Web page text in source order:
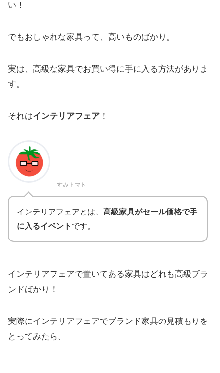
い！
でもおしゃれな家具って、高いものばかり。
実は、高級な家具でお買い得に手に入る方法がありま
す。
それはインテリアフェア ！
すみトマト
インテリアフェアとは、高級家具がセール価格で手
に入るイベント です。
インテリアフェアで置いてある家具はどれも高級ブラ
ンドばかり！
実際にインテリアフェアでブランド家具の見積もりを
とってみたら、